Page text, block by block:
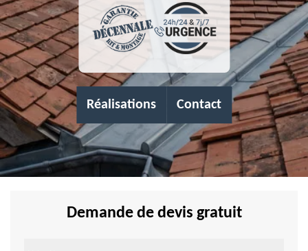
Réalisations Contact
Demande de devis gratuit